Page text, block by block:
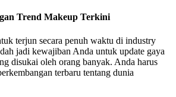
Trend Makeup Terkini
terjun secara penuh waktu di industry
jadi kewajiban Anda untuk update gaya
disukai oleh orang banyak. Anda harus
terbaru tentang dunia